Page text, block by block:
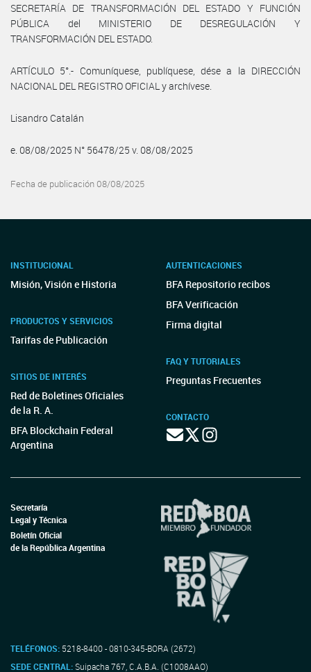
SECRETARÍA DE TRANSFORMACIÓN DEL ESTADO Y FUNCIÓN
PÚBLICA del MINISTERIO DE DESREGULACIÓN Y
TRANSFORMACIÓN DEL ESTADO.
ARTÍCULO 5°.- Comuníquese, publíquese, dése a la DIRECCIÓN
NACIONAL DEL REGISTRO OFICIAL y archívese.
Lisandro Catalán
e. 08/08/2025 N° 56478/25 v. 08/08/2025
Fecha de publicación 08/08/2025
INSTITUCIONAL
Misión, Visión e Historia
PRODUCTOS Y SERVICIOS
Tarifas de Publicación
SITIOS DE INTERÉS
Red de Boletines Oficiales
de la R. A.
BFA Blockchain Federal
Argentina
AUTENTICACIONES
BFA Repositorio recibos
BFA Verificación
Firma digital
FAQ Y TUTORIALES
Preguntas Frecuentes
CONTACTO
Secretaría
Legal y Técnica
Boletín Oficial
de la República Argentina
TELÉFONOS: 5218-8400 - 0810-345-BORA (2672)
SEDE CENTRAL:Suipacha 767, C.A.B.A. (C1008AAO)